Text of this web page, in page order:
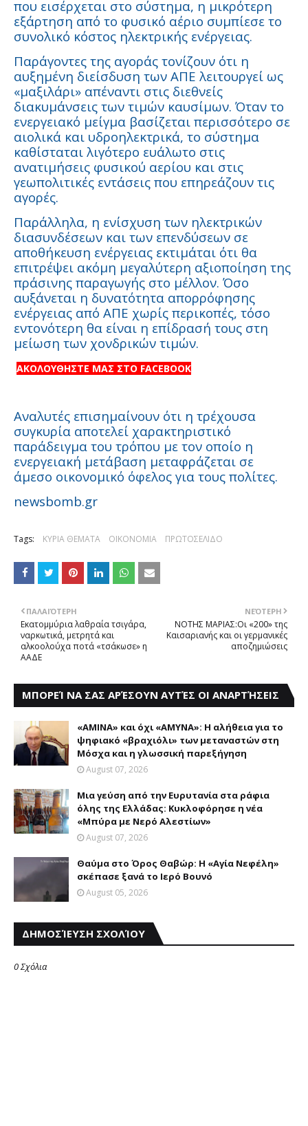
που εισέρχεται στο σύστημα, η μικρότερη
εξάρτηση από το φυσικό αέριο συμπίεσε το
συνολικό κόστος ηλεκτρικής ενέργειας.
Παράγοντες της αγοράς τονίζουν ότι η
αυξημένη διείσδυση των ΑΠΕ λειτουργεί ως
«μαξιλάρι» απέναντι στις διεθνείς
διακυμάνσεις των τιμών καυσίμων. Όταν το
ενεργειακό μείγμα βασίζεται περισσότερο σε
αιολικά και υδροηλεκτρικά, το σύστημα
καθίσταται λιγότερο ευάλωτο στις
ανατιμήσεις φυσικού αερίου και στις
γεωπολιτικές εντάσεις που επηρεάζουν τις
αγορές.
Παράλληλα, η ενίσχυση των ηλεκτρικών
διασυνδέσεων και των επενδύσεων σε
αποθήκευση ενέργειας εκτιμάται ότι θα
επιτρέψει ακόμη μεγαλύτερη αξιοποίηση της
πράσινης παραγωγής στο μέλλον. Όσο
αυξάνεται η δυνατότητα απορρόφησης
ενέργειας από ΑΠΕ χωρίς περικοπές, τόσο
εντονότερη θα είναι η επίδρασή τους στη
μείωση των χονδρικών τιμών.
ΑΚΟΛΟΥΘΗΣΤΕ ΜΑΣ ΣΤΟ FACEBOOK
Αναλυτές επισημαίνουν ότι η τρέχουσα
συγκυρία αποτελεί χαρακτηριστικό
παράδειγμα του τρόπου με τον οποίο η
ενεργειακή μετάβαση μεταφράζεται σε
άμεσο οικονομικό όφελος για τους πολίτες.
newsbomb.gr
Tags: ΚΥΡΙΑ ΘΕΜΑΤΑ ΟΙΚΟΝΟΜΙΑ ΠΡΩΤΟΣΕΛΙΔΟ
ΝΕΌΤΕΡΗ
NOTHΣ ΜΑΡΙΑΣ:Οι «200» της
Καισαριανής και οι γερμανικές
αποζημιώσεις
ΠΑΛΑΙΌΤΕΡΗ
Εκατομμύρια λαθραία τσιγάρα,
ναρκωτικά, μετρητά και
αλκοολούχα ποτά «τσάκωσε» η
AAΔE
ΜΠΟΡΕΊ ΝΑ ΣΑΣ ΑΡΈΣΟΥΝ ΑΥΤΈΣ ΟΙ ΑΝΑΡΤΉΣΕΙΣ
«AMINA» και όχι «ΑΜΥΝΑ»: Η αλήθεια για το
ψηφιακό «βραχιόλι» των μεταναστών στη
Μόσχα και η γλωσσική παρεξήγηση
August 07, 2026
Mια γεύση από την Eυρυτανία στα ράφια
όλης της Ελλάδας: Κυκλοφόρησε η νέα
«Μπύρα με Nερό Aλεστίων»
August 07, 2026
Θαύμα στο Όρος Θαβώρ: H «Aγία Nεφέλη»
σκέπασε ξανά το Iερό Bουνό
August 05, 2026
ΔΗΜΟΣΊΕΥΣΗ ΣΧΟΛΊΟΥ
0 Σχόλια